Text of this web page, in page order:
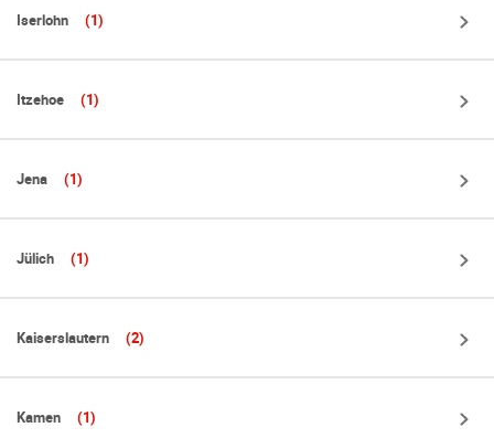
Iserlohn (1)
Itzehoe (1)
Jena (1)
Jülich (1)
Kaiserslautern (2)
Kamen (1)